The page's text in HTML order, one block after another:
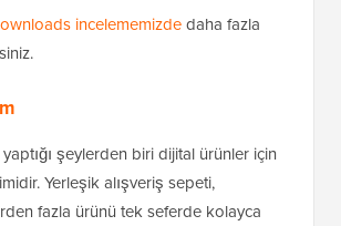
incelememizdedaha fazla
şeylerden biri dijital ürünler için
Yerleşik alışveriş sepeti,
fazla ürünü tek seferde kolayca